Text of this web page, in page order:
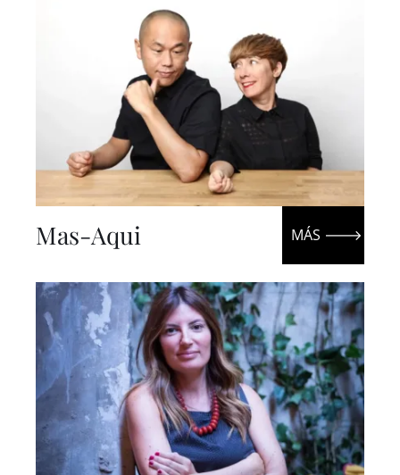
Mas-Aqui